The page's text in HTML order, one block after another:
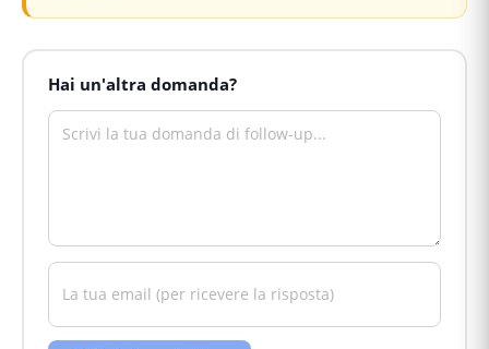
Hai un'altra domanda?